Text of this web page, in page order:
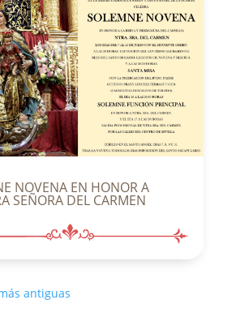
NOVENA EN HONOR A
SEÑORA DEL CARMEN
antiguas